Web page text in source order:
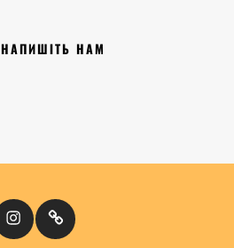
НАПИШІТЬ НАМ
InstagramКіномандри